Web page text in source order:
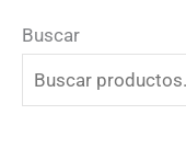
Buscar